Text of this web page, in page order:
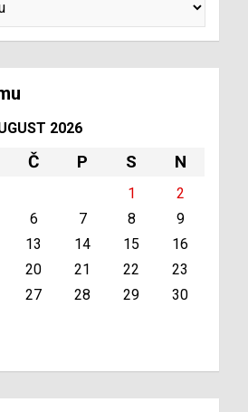
2026
Č P S N
1
2
6 7 8
9
13 14 15
16
20 21 22
23
27 28 29
30